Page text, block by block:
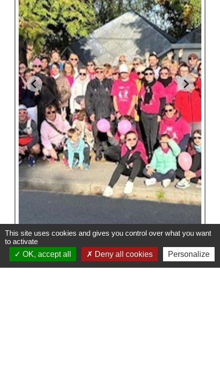
This site uses cookies and gives you control over what you want
to activate
OK, accept all
Deny all cookies Personalize